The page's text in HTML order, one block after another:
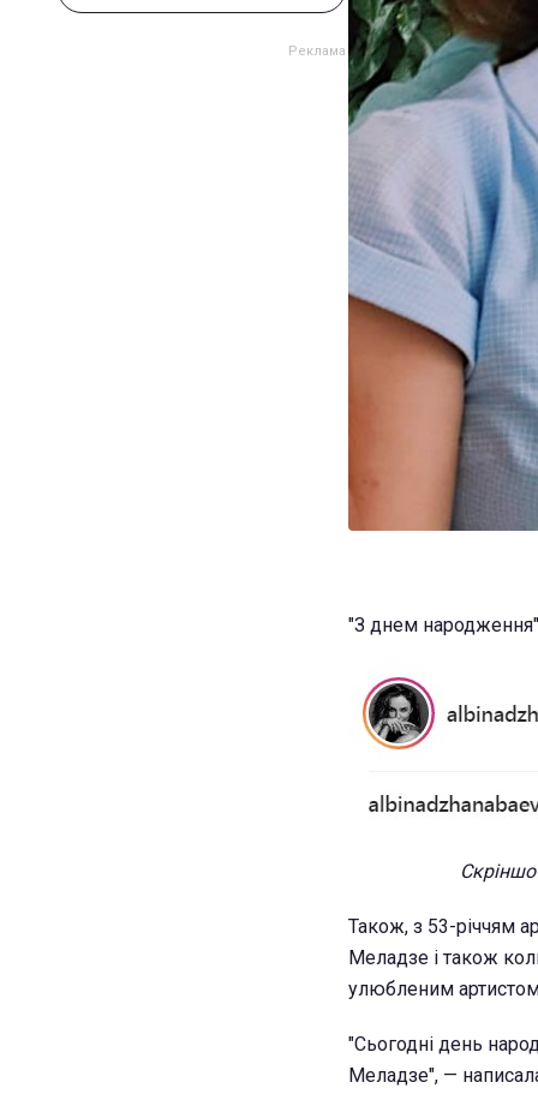
"З днем
Також, з 53-річчям
Меладзе і також
улюбленим
"Сьогодні день
Меладзе", —